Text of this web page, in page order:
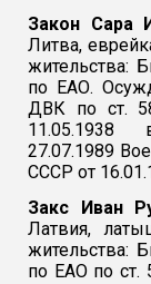
Закон Сара
Литва,
жительства:
по ЕАО.
ДВК по ст.
11.05.1938
27.07.1989
СССР от
Закс Иван
Латвия,
жительства:
по ЕАО по ст.